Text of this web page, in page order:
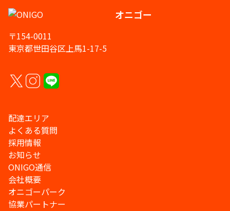
オニゴー
〒154-0011
東京都世田谷区上馬1-17-5
配達エリア
よくある質問
採用情報
お知らせ
ONIGO通信
会社概要
オニゴーパーク
協業パートナー